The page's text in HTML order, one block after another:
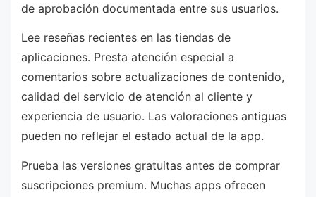
de aprobación documentada entre sus usuarios.
Lee reseñas recientes en las tiendas de
aplicaciones. Presta atención especial a
comentarios sobre actualizaciones de contenido,
calidad del servicio de atención al cliente y
experiencia de usuario. Las valoraciones antiguas
pueden no reflejar el estado actual de la app.
Prueba las versiones gratuitas antes de comprar
suscripciones premium. Muchas apps ofrecen